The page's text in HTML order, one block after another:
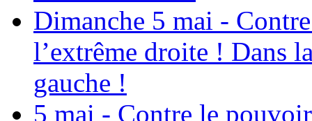
Dimanche 5 mai -
l’extrême droite ! Dans
gauche !
5 mai - Contre le